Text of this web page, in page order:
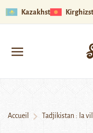
Kazakhstan
Accueil Tadjikistan : la